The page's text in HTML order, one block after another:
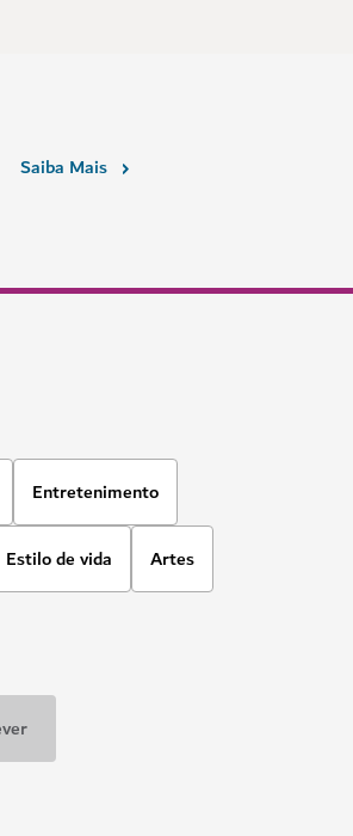
Saiba Mais
Entretenimento
Estilo de vida Artes